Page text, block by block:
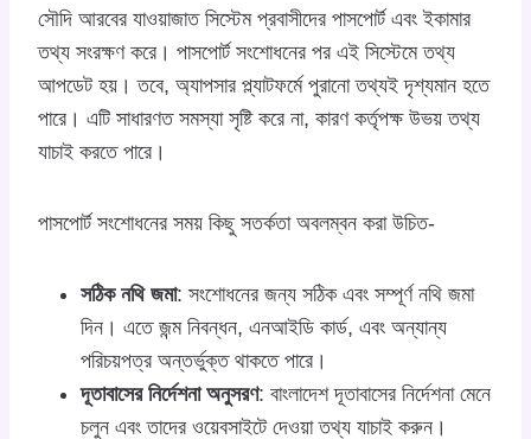
সৌদি আরবের যাওয়াজাত সিস্টেম প্রবাসীদের পাসপোর্ট এবং ইকামার
তথ্য সংরক্ষণ করে। পাসপোর্ট সংশোধনের পর এই সিস্টেমে তথ্য
আপডেট হয়। তবে, অ্যাপসার প্ল্যাটফর্মে পুরানো তথ্যই দৃশ্যমান হতে
পারে। এটি সাধারণত সমস্যা সৃষ্টি করে না, কারণ কর্তৃপক্ষ উভয় তথ্য
যাচাই করতে পারে।
পাসপোর্ট সংশোধনের সময় কিছু সতর্কতা অবলম্বন করা উচিত-
সঠিক নথি জমা: সংশোধনের জন্য সঠিক এবং সম্পূর্ণ নথি জমা
দিন। এতে জন্ম নিবন্ধন, এনআইডি কার্ড, এবং অন্যান্য
পরিচয়পত্র অন্তর্ভুক্ত থাকতে পারে।
দূতাবাসের নির্দেশনা অনুসরণ: বাংলাদেশ দূতাবাসের নির্দেশনা মেনে
চলুন এবং তাদের ওয়েবসাইটে দেওয়া তথ্য যাচাই করুন।